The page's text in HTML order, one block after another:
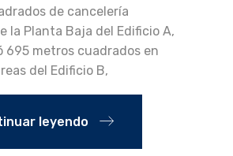
de cancelería
la Planta Baja del Edificio A,
695 metros cuadrados en
del Edificio B,
leyendo